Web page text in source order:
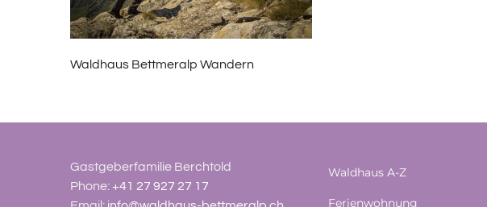
Waldhaus Bettmeralp Wandern
Gastgeberfamilie Berchtold
Phone:+41 27 927 27 17
Waldhaus A-Z
Ferienwohnung